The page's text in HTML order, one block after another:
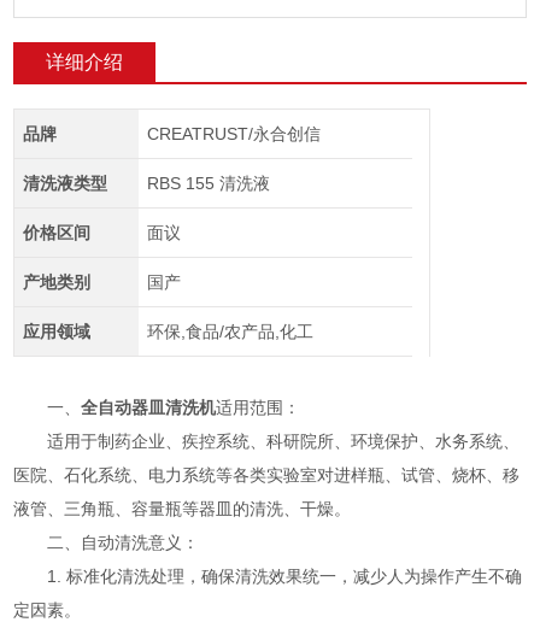
详细介绍
品牌 CREATRUST/永合创信
清洗液类型 RBS 155 清洗液
价格区间 面议
产地类别 国产
应用领域 环保,食品/农产品,化工
一、全自动器皿清洗机适用范围：
适用于制药企业、疾控系统、科研院所、环境保护、水务系统、
医院、石化系统、电力系统等各类实验室对进样瓶、试管、烧杯、移
液管、三角瓶、容量瓶等器皿的清洗、干燥。
二、自动清洗意义：
1. 标准化清洗处理，确保清洗效果统一，减少人为操作产生不确
定因素。